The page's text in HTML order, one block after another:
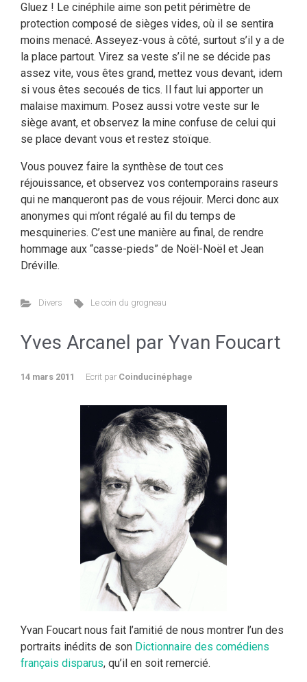
Gluez ! Le cinéphile aime son petit périmètre de
protection composé de sièges vides, où il se sentira
moins menacé. Asseyez-vous à côté, surtout s’il y a de
la place partout. Virez sa veste s’il ne se décide pas
assez vite, vous êtes grand, mettez vous devant, idem
si vous êtes secoués de tics. Il faut lui apporter un
malaise maximum. Posez aussi votre veste sur le
siège avant, et observez la mine confuse de celui qui
se place devant vous et restez stoïque.
Vous pouvez faire la synthèse de tout ces
réjouissance, et observez vos contemporains raseurs
qui ne manqueront pas de vous réjouir. Merci donc aux
anonymes qui m’ont régalé au fil du temps de
mesquineries. C’est une manière au final, de rendre
hommage aux “casse-pieds” de Noël-Noël et Jean
Dréville.
Divers Le coin du grogneau
Yves Arcanel par Yvan Foucart
14 mars 2011 Ecrit par Coinducinéphage
Yvan Foucart nous fait l’amitié de nous montrer l’un des
portraits inédits de son Dictionnaire des comédiens
français disparus, qu’il en soit remercié.